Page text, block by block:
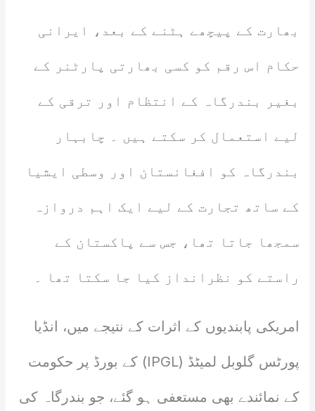
بھارت کے پیچھے ہٹنے کے بعد، ایرانی
حکام اس رقم کو کسی بھارتی پارٹنر کے
بغیر بندرگاہ کے انتظام اور ترقی کے
لیے استعمال کر سکتے ہیں ۔ چابہار
بندرگاہ کو افغانستان اور وسطی ایشیا
کے ساتھ تجارت کے لیے ایک اہم دروازہ
سمجھا جاتا تھا، جس سے پاکستان کے
راستے کو نظرانداز کیا جا سکتا تھا ۔
امریکی پابندیوں کے اثرات کے نتیجے میں، انڈیا
پورٹس گلوبل لمیٹڈ (IPGL) کے بورڈ پر حکومت
کے نمائندے بھی مستعفی ہو گئے، جو بندرگاہ کی